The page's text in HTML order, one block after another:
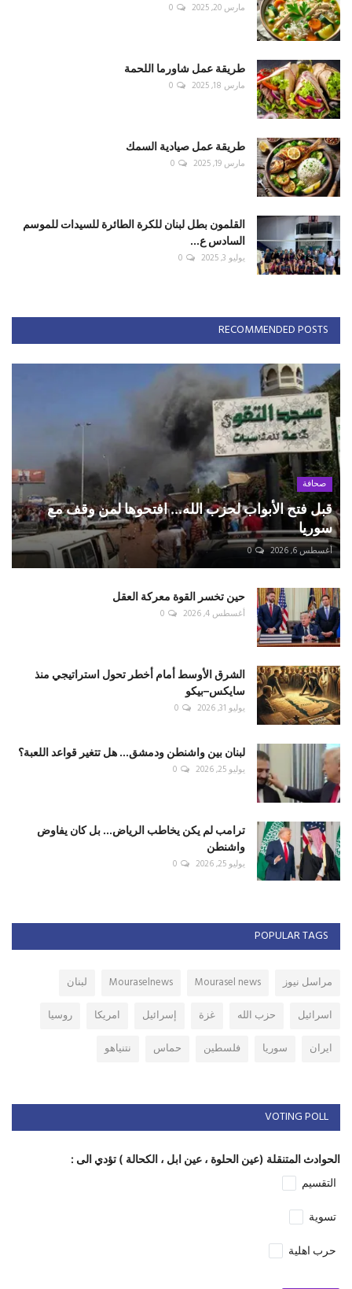
مارس 20, 2025 0
طريقة عمل شاورما اللحمة
مارس 18, 2025 0
طريقة عمل صيادية السمك
مارس 19, 2025 0
القلمون بطل لبنان للكرة الطائرة للسيدات للموسم
السادس ع...
يوليو 3, 2025 0
RECOMMENDED POSTS
صحافة
قبل فتح الأبواب لحزب الله... افتحوها لمن وقف مع
سوريا
أغسطس 6, 2026 0
حين تخسر القوة معركة العقل
أغسطس 4, 2026 0
الشرق الأوسط أمام أخطر تحول استراتيجي منذ
سايكس–بيكو
يوليو 31, 2026 0
لبنان بين واشنطن ودمشق... هل تتغير قواعد اللعبة؟
يوليو 25, 2026 0
ترامب لم يكن يخاطب الرياض... بل كان يفاوض
واشنطن
يوليو 25, 2026 0
POPULAR TAGS
مراسل نيوز Mourasel news
Mouraselnews
لبنان
اسرائيل
حزب الله غزة إسرائيل امريكا
روسيا
ايران
سوريا فلسطين حماس نتنياهو
VOTING POLL
الحوادث المتنقلة (عين الحلوة ، عين ابل ، الكحالة ) تؤدي الى :
التقسيم
تسوية
حرب اهلية